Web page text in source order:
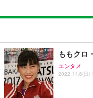
Sezlife オ
ション PC
￥7,680
【純正品
￥49,979
ネオ・ル
￥1,800
ももクロ
エンタメ
2022.11.6(日)